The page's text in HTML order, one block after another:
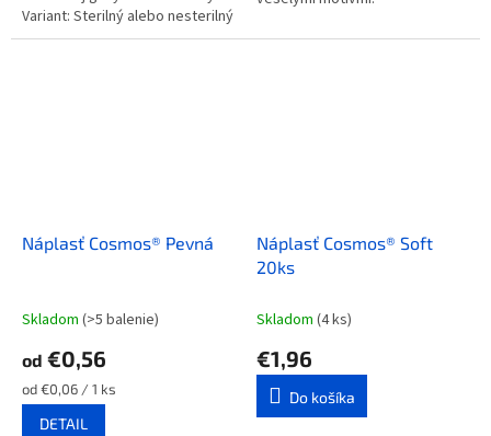
Variant: Sterilný alebo nesterilný
Náplasť Cosmos® Pevná
Skladom (>5 balenie)
od €0,56
Jednotková
cena:
od €0,06 / 1 ks
DETAIL
Náplasť Cosmos® Soft
20ks
Skladom (4 ks)
€1,96
Do košíka